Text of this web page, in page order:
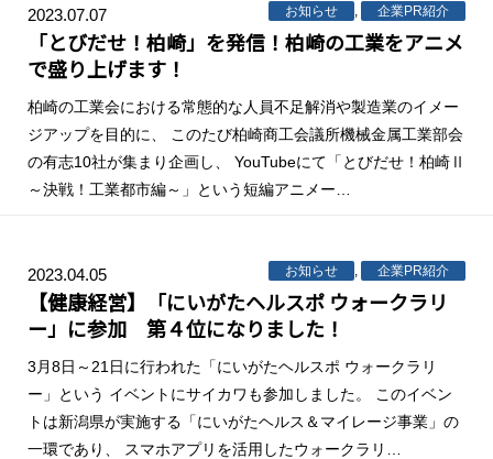
2023.07.07 お知らせ 企業PR紹介
「とびだせ！柏崎」を発信！柏崎の工業をアニメ
で盛り上げます！
柏崎の工業会における常態的な人員不足解消や製造業のイメー
ジアップを目的に、 このたび柏崎商工会議所機械金属工業部会
の有志10社が集まり企画し、 YouTubeにて「とびだせ！柏崎Ⅱ
～決戦！工業都市編～」という短編アニメー…
2023.04.05 お知らせ 企業PR紹介
【健康経営】「にいがたヘルスポ ウォークラリ
ー」に参加 第４位になりました！
3月8日～21日に行われた「にいがたヘルスポ ウォークラリ
ー」という イベントにサイカワも参加しました。 このイベン
トは新潟県が実施する「にいがたヘルス＆マイレージ事業」の
一環であり、 スマホアプリを活用したウォークラリ…